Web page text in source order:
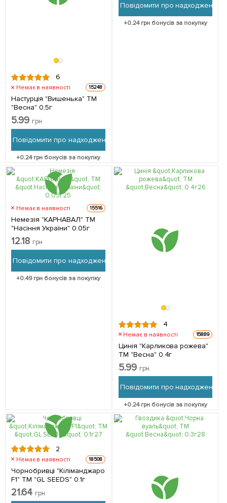
6
Немає в наявності 15248
Настурція "Вишенька" ТМ
"Весна" 0,5г
5.99 грн
Повідомити про надходження
+0.24грн бонусів за покупку
Повідомити про надходження
+0.24грн бонусів за покупку
Немає в наявності 15516
Немезія "КАРНАВАЛ" ТМ
"Насіння України" 0.05г
12.18 грн
Повідомити про надходження
+0.49грн бонусів за покупку
4
Немає в наявності 15889
Цинія "Карликова рожева"
ТМ "Весна" 0.4г
5.99 грн
Повідомити про надходження
+0.24грн бонусів за покупку
2
Немає в наявності 18508
Чорнобривці "Кіліманджаро
F1" ТМ "GL SEEDS" 0.1г
21.64 грн